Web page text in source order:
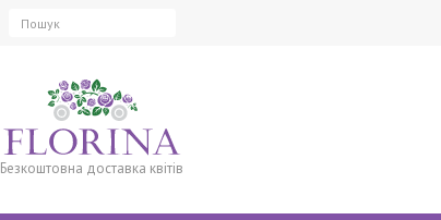
Безкоштовна доставка квітів